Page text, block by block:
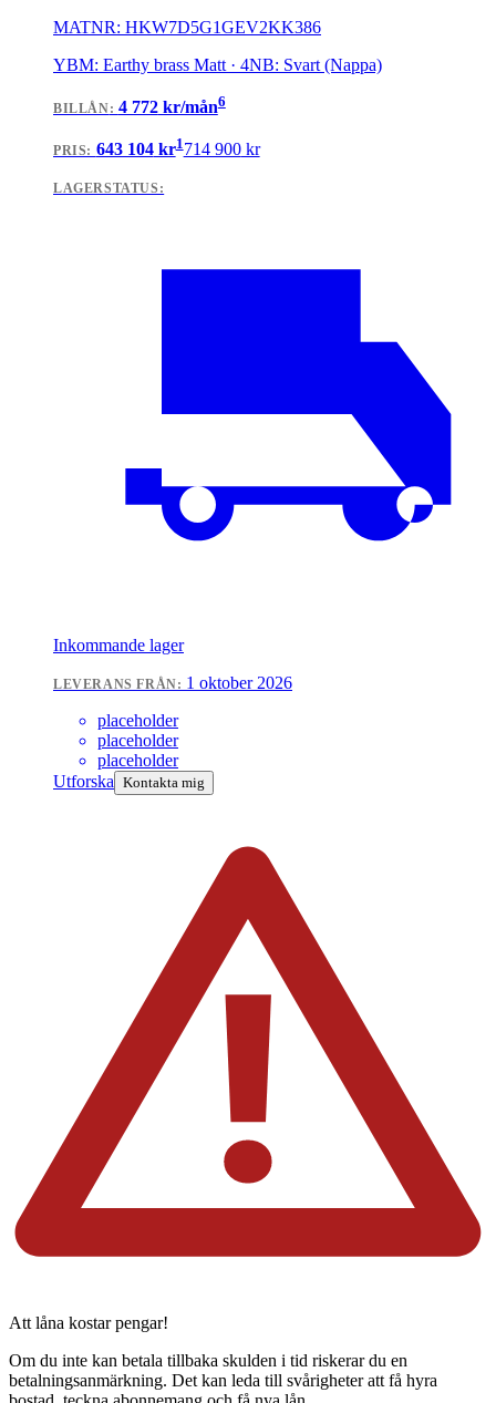
MATNR: HKW7D5G1GEV2KK386
YBM: Earthy brass Matt · 4NB: Svart (Nappa)
BILLÅN: 4 772kr/mån6
PRIS: 643 104kr1714 900kr
LAGERSTATUS:
Inkommande lager
LEVERANS FRÅN: 1 oktober 2026
placeholder
placeholder
placeholder
Utforska Kontakta mig
Att låna kostar pengar!
Om du inte kan betala tillbaka skulden i tid riskerar du en
betalningsanmärkning. Det kan leda till svårigheter att få hyra